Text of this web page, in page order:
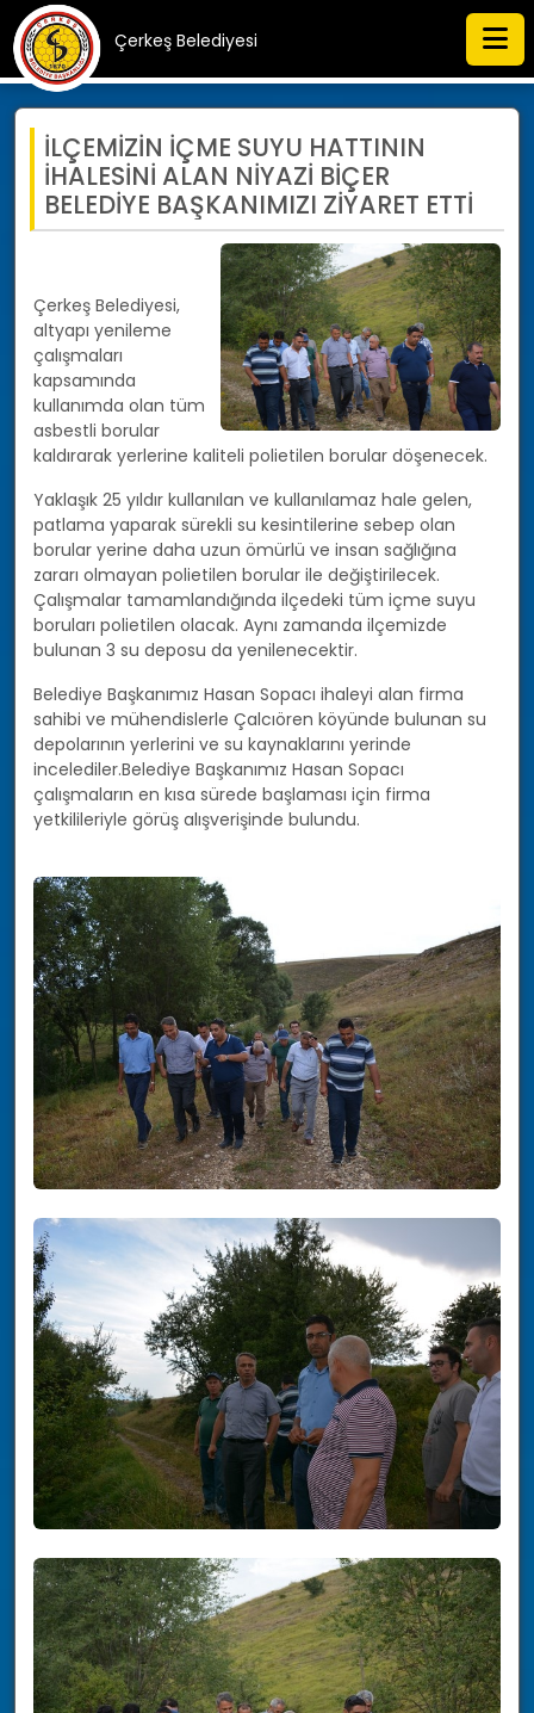
Çerkeş Belediyesi
İLÇEMİZİN İÇME SUYU HATTININ
İHALESİNİ ALAN NİYAZİ BİÇER
BELEDİYE BAŞKANIMIZI ZİYARET ETTİ
Çerkeş Belediyesi,
altyapı yenileme
çalışmaları
kapsamında
kullanımda olan tüm
asbestli borular
kaldırarak yerlerine kaliteli polietilen borular döşenecek.
Yaklaşık 25 yıldır kullanılan ve kullanılamaz hale gelen,
patlama yaparak sürekli su kesintilerine sebep olan
borular yerine daha uzun ömürlü ve insan sağlığına
zararı olmayan polietilen borular ile değiştirilecek.
Çalışmalar tamamlandığında ilçedeki tüm içme suyu
boruları polietilen olacak. Aynı zamanda ilçemizde
bulunan 3 su deposu da yenilenecektir.
Belediye Başkanımız Hasan Sopacı ihaleyi alan firma
sahibi ve mühendislerle Çalcıören köyünde bulunan su
depolarının yerlerini ve su kaynaklarını yerinde
incelediler.Belediye Başkanımız Hasan Sopacı
çalışmaların en kısa sürede başlaması için firma
yetkilileriyle görüş alışverişinde bulundu.